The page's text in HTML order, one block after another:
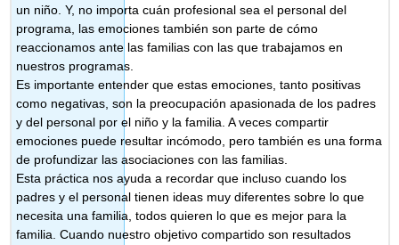
un niño. Y, no importa cuán profesional sea el personal del
programa, las emociones también son parte de cómo
reaccionamos ante las familias con las que trabajamos en
nuestros programas.
Es importante entender que estas emociones, tanto positivas
como negativas, son la preocupación apasionada de los padres
y del personal por el niño y la familia. A veces compartir
emociones puede resultar incómodo, pero también es una forma
de profundizar las asociaciones con las familias.
Esta práctica nos ayuda a recordar que incluso cuando los
padres y el personal tienen ideas muy diferentes sobre lo que
necesita una familia, todos quieren lo que es mejor para la
familia. Cuando nuestro objetivo compartido son resultados